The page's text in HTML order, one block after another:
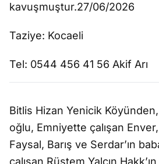
kavuşmuştur.27/06/2026
Taziye: Kocaeli
Tel: 0544 456 41 56 Akif Arı
Bitlis Hizan Yenicik Köyünden,
oğlu, Emniyette çalışan
Faysal, Barış ve Serdar’ın
çalışan Rüstem Yalçın